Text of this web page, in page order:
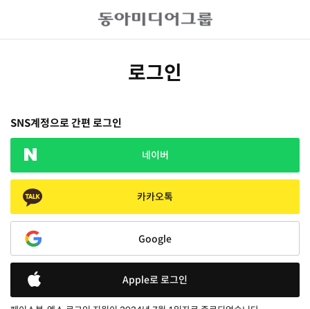
로그인
SNS계정으로 간편 로그인
네이버
카카오톡
Google
Apple로 로그인